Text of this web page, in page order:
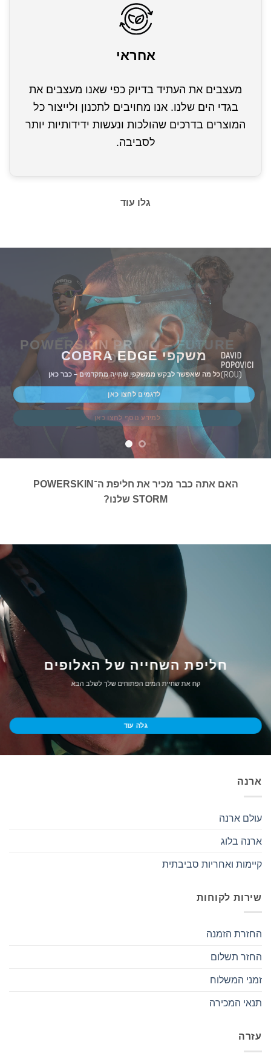
אחראי
מעצבים את העתיד בדיוק כפי שאנו מעצבים את
בגדי הים שלנו. אנו מחויבים לתכנון ולייצור כל
המוצרים בדרכים שהולכות ונעשות ידידותיות יותר
לסביבה.
גלו עוד
POWERSKIN PRIMO – FUTURE
DUSK
זמין עכשיו לרכישה
למידע נוסף לחצו כאן
משקפי COBRA EDGE
כל מה שאפשר לבקש ממשקפי שחייה מתקדמים – כבר כאן
לדגמים לחצו כאן
האם אתה כבר מכיר את חליפת ה־POWERSKIN
STORM שלנו?
חליפת השחייה של האלופים
קח את שחיית המים הפתוחים שלך לשלב הבא
גלה עוד
ארנה
עולם ארנה
ארנה בלוג
קיימות ואחריות סביבתית
שירות לקוחות
החזרת הזמנה
החזר תשלום
זמני המשלוח
תנאי המכירה
עזרה